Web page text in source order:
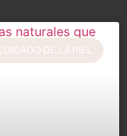
DE LA PIEL